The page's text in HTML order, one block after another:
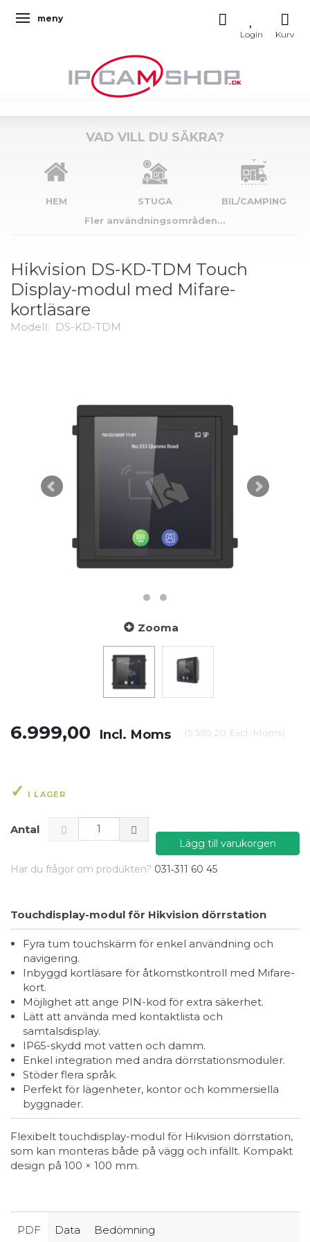
Ändra navigering
meny
VAD VILL DU SÄKRA?
HEM STUGA
BIL/CAMPING
Fler användningsområden...
Hikvision DS-KD-TDM Touch
Display-modul med Mifare-
kortläsare
Modell: DS-KD-TDM
Zooma
6.999,00 Incl. Moms (5.599,20 Excl. Moms)
I LAGER
Antal
Lägg till varukorgen
Har du frågor om produkten? 031‑311 60 45
Touchdisplay-modul för Hikvision dörrstation
Fyra tum touchskärm för enkel användning och
navigering.
Inbyggd kortläsare för åtkomstkontroll med Mifare-
kort.
Möjlighet att ange PIN-kod för extra säkerhet.
Lätt att använda med kontaktlista och
samtalsdisplay.
IP65-skydd mot vatten och damm.
Enkel integration med andra dörrstationsmoduler.
Stöder flera språk.
Perfekt för lägenheter, kontor och kommersiella
byggnader.
Flexibelt touchdisplay-modul för Hikvision dörrstation,
som kan monteras både på vägg och infällt. Kompakt
design på 100 × 100 mm.
PDF Data Bedömning